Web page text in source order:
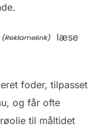
læse
foder, tilpasset
og får ofte
til måltidet